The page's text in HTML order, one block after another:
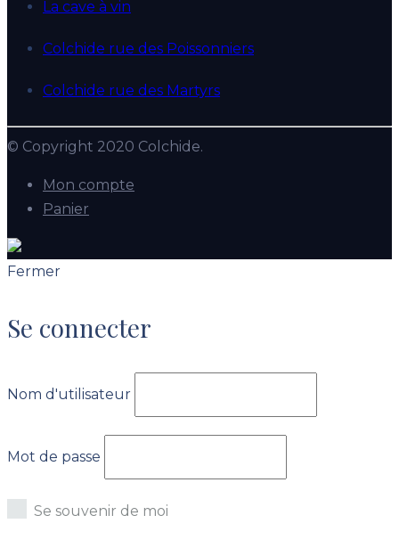
La cave à vin
Colchide rue des Poissonniers
Colchide rue des Martyrs
© Copyright 2020 Colchide.
Mon compte
Panier
Fermer
Se connecter
Nom d'utilisateur
Mot de passe
Se souvenir de moi